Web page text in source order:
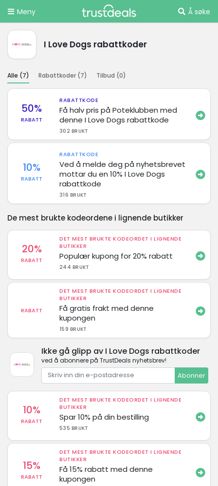
Meny Å søke
I Love Dogs rabattkoder
Alle (7) Rabattkoder (7) Tilbud (0)
50%
RABATT
RABATTKODE
Få halv pris på Poteklubben med
denne I Love Dogs rabattkode
302 BRUKT
10%
RABATT
RABATTKODE
Ved å melde deg på nyhetsbrevet
mottar du en 10% I Love Dogs
rabattkode
316 BRUKT
De mest brukte kodeordene i lignende butikker
20%
RABATT
DET MEST BRUKTE KODEORDET I LIGNENDE
BUTIKKER
Populær kupong for 20% rabatt
244 BRUKT
RABATT
DET MEST BRUKTE KODEORDET I LIGNENDE
BUTIKKER
Få gratis frakt med denne
kupongen
159 BRUKT
Ikke gå glipp av I Love Dogs rabattkoder
ved å abonnere på TrustDeals nyhetsbrev!
Abonner
10%
RABATT
DET MEST BRUKTE KODEORDET I LIGNENDE
BUTIKKER
Spar 10% på din bestilling
535 BRUKT
15%
RABATT
DET MEST BRUKTE KODEORDET I LIGNENDE
BUTIKKER
Få 15% rabatt med denne
kupongen